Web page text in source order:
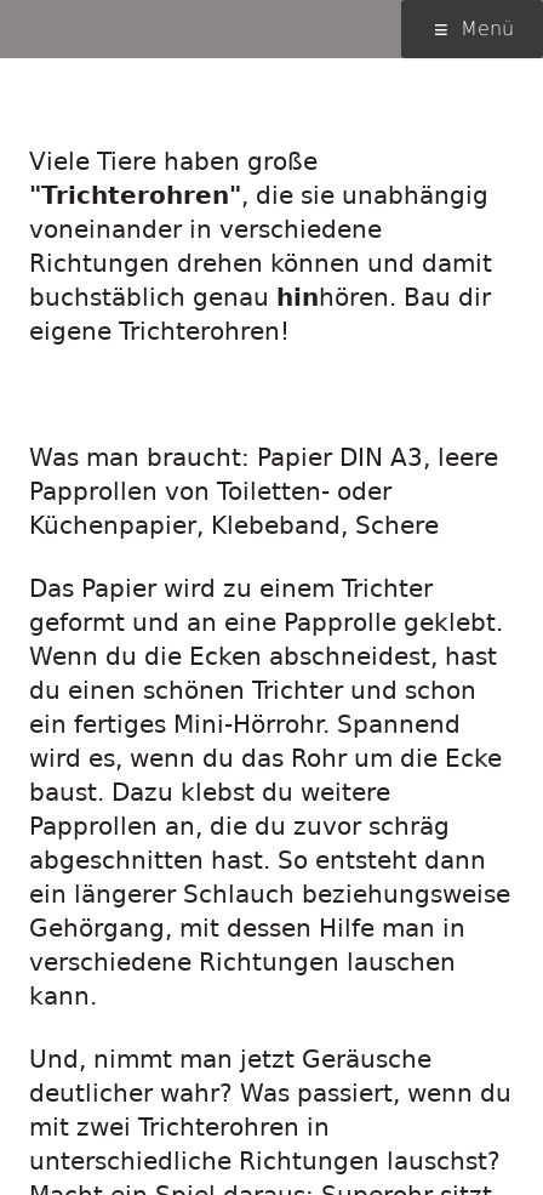
Menü
Menü
Viele Tiere haben große
"Trichterohren", die sie unabhängig
voneinander in verschiedene
Richtungen drehen können und damit
buchstäblich genau hinhören. Bau dir
eigene Trichterohren!
Was man braucht: Papier DIN A3, leere
Papprollen von Toiletten- oder
Küchenpapier, Klebeband, Schere
Das Papier wird zu einem Trichter
geformt und an eine Papprolle geklebt.
Wenn du die Ecken abschneidest, hast
du einen schönen Trichter und schon
ein fertiges Mini-Hörrohr. Spannend
wird es, wenn du das Rohr um die Ecke
baust. Dazu klebst du weitere
Papprollen an, die du zuvor schräg
abgeschnitten hast. So entsteht dann
ein längerer Schlauch beziehungsweise
Gehörgang, mit dessen Hilfe man in
verschiedene Richtungen lauschen
kann.
Und, nimmt man jetzt Geräusche
deutlicher wahr? Was passiert, wenn du
mit zwei Trichterohren in
unterschiedliche Richtungen lauschst?